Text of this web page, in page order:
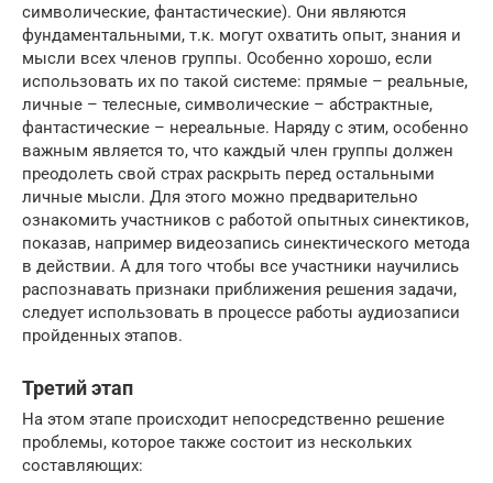
символические, фантастические). Они являются
фундаментальными, т.к. могут охватить опыт, знания и
мысли всех членов группы. Особенно хорошо, если
использовать их по такой системе: прямые – реальные,
личные – телесные, символические – абстрактные,
фантастические – нереальные. Наряду с этим, особенно
важным является то, что каждый член группы должен
преодолеть свой страх раскрыть перед остальными
личные мысли. Для этого можно предварительно
ознакомить участников с работой опытных синектиков,
показав, например видеозапись синектического метода
в действии. А для того чтобы все участники научились
распознавать признаки приближения решения задачи,
следует использовать в процессе работы аудиозаписи
пройденных этапов.
Третий этап
На этом этапе происходит непосредственно решение
проблемы, которое также состоит из нескольких
составляющих: